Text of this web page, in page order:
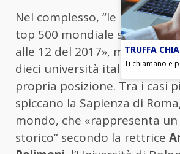
Nel complesso, “le
top 500 mondiale sono oggi
alle 12 del 2017», mentre
dieci università italiane
propria posizione. Tra i casi
spiccano la Sapienza di
mondo, che «rappresenta
storico” secondo la rettrice
TRUFFA
Ti chiamano e